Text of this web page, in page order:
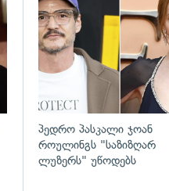
პედრო პასკალი ჯოან
როულინგს "საზიზღარ
ლუზერს" უწოდებს